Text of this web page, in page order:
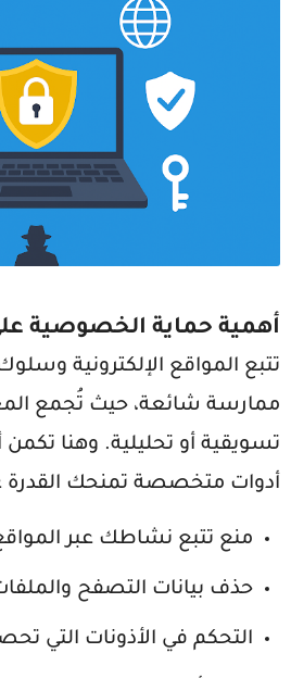
أهمية حماية الخصوصية
تتبع المواقع الإلكترونية
ممارسة شائعة، حيث تُجمع
تسويقية أو تحليلية. وهنا
أدوات متخصصة تمنحك القدرة
منع تتبع نشاطك عبر
حذف بيانات التصفح
التحكم في الأذونات التي